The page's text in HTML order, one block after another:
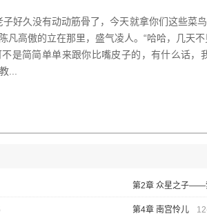
子好久没有动动筋骨了，今天就拿你们这些菜
凡高傲的立在那里，盛气凌人。“哈哈，几天
是简简单单来跟你比嘴皮子的，有什么话，
...
第2章 众星之子——
第4章 南宫怜儿